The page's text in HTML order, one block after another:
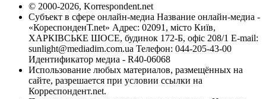
© 2000-2026, Korrespondent.net
Субъект в сфере онлайн-медиа Название онлайн-медиа -
«КореспонденТ.net» Адрес: 02091, місто Київ,
ХАРКІВСЬКЕ ШОСЕ, будинок 172-Б, офіс 208/1 E-mail:
sunlight@mediadim.com.ua Телефон: 044-205-43-00
Идентификатор медиа - R40-06068
Использование любых материалов, размещённых на
сайте, разрешается при условии ссылки на
Корреспондент.net.